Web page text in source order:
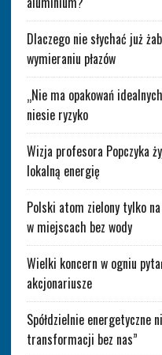
Dlaczego nie słychać już
wymieraniu płazów
„Nie ma opakowań
niesie ryzyko
Wizja profesora Popczyka
lokalną energię
Polski atom zielony tylko
w miejscach bez wody
Wielki koncern w ogniu
akcjonariusze
Spółdzielnie energetyczne
transformacji bez nas”